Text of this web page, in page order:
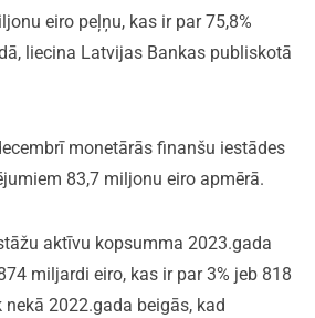
eiro peļņu, kas ir par 75,8%
liecina Latvijas Bankas publiskotā
monetārās finanšu iestādes
83,7 miljonu eiro apmērā.
aktīvu kopsumma 2023.gada
miljardi eiro, kas ir par 3% jeb 818
2022.gada beigās, kad